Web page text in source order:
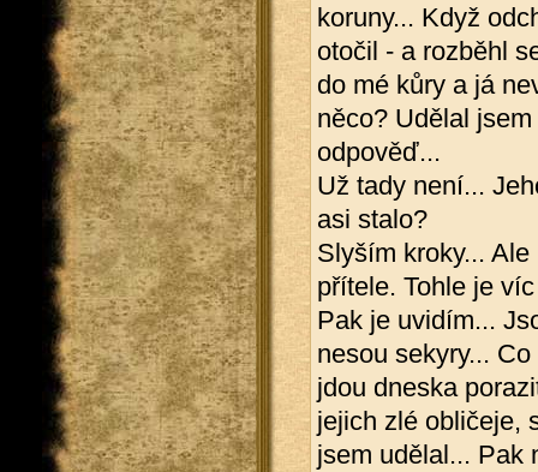
koruny... Když
otočil - a rozběhl
do mé kůry a já
něco? Udělal
odpověď...
Už tady není...
asi stalo?
Slyším kroky...
přítele. Tohle je
Pak je uvidím...
nesou sekyry...
jdou dneska
jejich zlé obličeje,
jsem udělal... Pak